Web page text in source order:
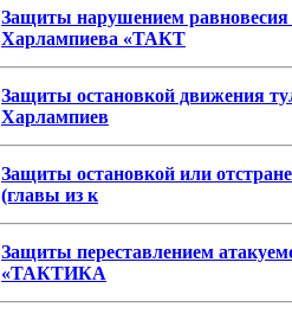
Защиты нарушением
Харлампиева «ТАКТ
Защиты остановкой движения
Харлампиев
Защиты остановкой или
(главы из к
Защиты переставлением
«ТАКТИКА